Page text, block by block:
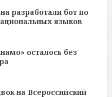
разработали бот по
языков
осталось без
на Всероссийский